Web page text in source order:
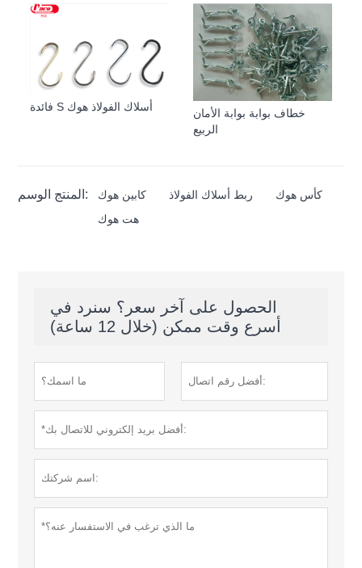
فائدة S أسلاك الفولاذ هوك
خطاف بوابة بوابة الأمان
الربيع
المنتج الوسم: كابين هوك ربط أسلاك الفولاذ
كأس هوك
هت هوك
الحصول على آخر سعر؟ سنرد في
أسرع وقت ممكن (خلال 12 ساعة)